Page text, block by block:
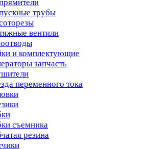
трубы
вентили
и комплектующие
запчасть
переменного тока
съемника
резина